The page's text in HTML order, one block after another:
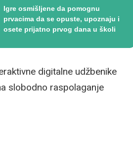
Igre osmišljene da pomognu
prvacima da se opuste, upoznaju i
osete prijatno prvog dana u školi
digitalne udžbenike
slobodno raspolaganje